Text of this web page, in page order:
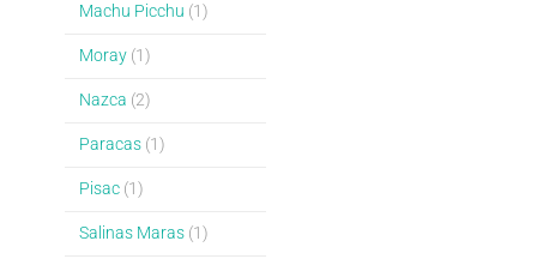
Machu Picchu (1)
Moray(1)
Nazca (2)
Paracas(1)
Pisac(1)
Salinas Maras(1)